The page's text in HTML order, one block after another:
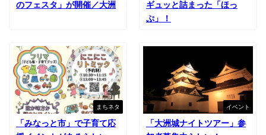
のフェスタ」が開催／大洲
ギュッと詰まった「ほっ
ぷ」！
まちネタ
「みなっと市」で子育て応
イベント
「大洲城ナイトツアー」参